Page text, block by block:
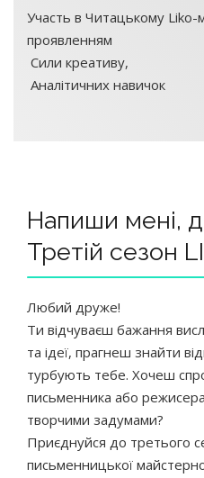
Участь в Читацькому Liko-
проявленням
Сили креативу,
Аналітичних навичок
Напиши мені,
Третій сезон
Любий друже!
Ти відчуваєш бажання
та ідеї, прагнеш знайти
турбують тебе. Хочеш
письменника або
творчими задумами?
Приєднуйся до третього
письменницької